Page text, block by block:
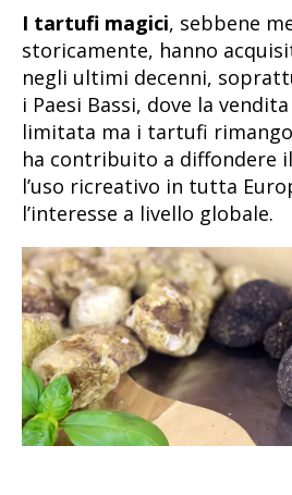
I tartufi magici, sebbene
storicamente, hanno
negli ultimi decenni,
i Paesi Bassi, dove la
limitata ma i tartufi
ha contribuito a diffondere
l’uso ricreativo in tutta
l’interesse a livello globale.